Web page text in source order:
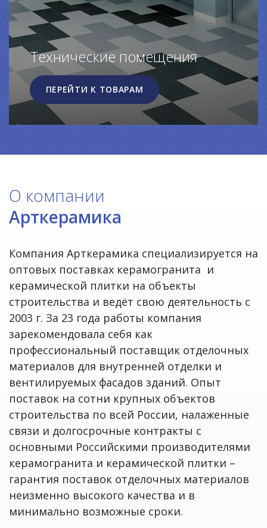
Технические помещения
ПЕРЕЙТИ К ТОВАРАМ
О компании
Арткерамика
Компания Арткерамика специализируется на
оптовых поставках керамогранита и
керамической плитки на объекты
строительства и ведёт свою деятельность с
2003 г. За 23 года работы компания
зарекомендовала себя как
профессиональный поставщик отделочных
материалов для внутренней отделки и
вентилируемых фасадов зданий. Опыт
поставок на сотни крупных объектов
строительства по всей России, налаженные
связи и долгосрочные контракты с
основными Российскими производителями
керамогранита и керамической плитки –
гарантия поставок отделочных материалов
неизменно высокого качества и в
минимально возможные сроки.